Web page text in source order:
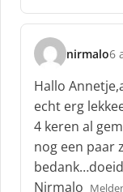
f
nirmalo
s
c
h
r
e
e
f
:
6
Hallo
echt erg
4 keren al
nog een paar
Nirmalo